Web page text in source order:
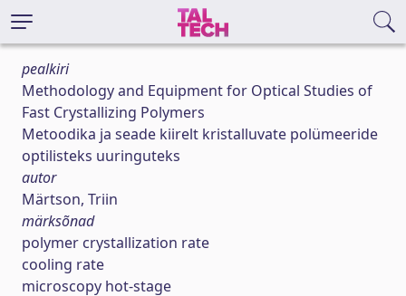
pealkiri
Methodology and Equipment for Optical Studies of
Fast Crystallizing Polymers
Metoodika ja seade kiirelt kristalluvate polümeeride
optilisteks uuringuteks
autor
Märtson, Triin
märksõnad
polymer crystallization rate
cooling rate
microscopy hot-stage